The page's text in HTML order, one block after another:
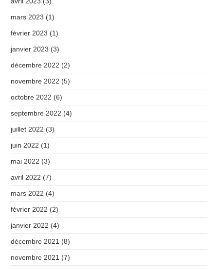
mars 2023 (1)
février 2023 (1)
janvier 2023 (3)
décembre 2022 (2)
novembre 2022 (5)
octobre 2022 (6)
septembre 2022 (4)
juillet 2022 (3)
juin 2022 (1)
mai 2022 (3)
avril 2022 (7)
mars 2022 (4)
février 2022 (2)
janvier 2022 (4)
décembre 2021 (8)
novembre 2021 (7)